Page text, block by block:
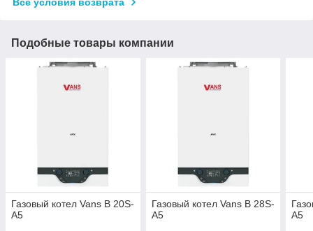
Подобные товары компании
Газовый котел Vans B 20S-
A5
Газовый котел Vans B 28S-
A5
A5